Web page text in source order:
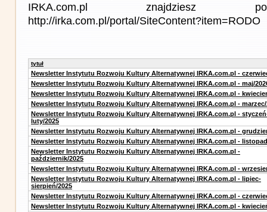
IRKA.com.pl znajdziesz
http://irka.com.pl/portal/SiteContent?item=RODO
tytuł
Newsletter Instytutu Rozwoju Kultury Alternatywnej IRKA.com.pl -
Newsletter Instytutu Rozwoju Kultury Alternatywnej IRKA.com.pl - maj/
Newsletter Instytutu Rozwoju Kultury Alternatywnej IRKA.com.pl -
Newsletter Instytutu Rozwoju Kultury Alternatywnej IRKA.com.pl - marzec/
Newsletter Instytutu Rozwoju Kultury Alternatywnej IRKA.com.pl -
luty/2025
Newsletter Instytutu Rozwoju Kultury Alternatywnej IRKA.com.pl -
Newsletter Instytutu Rozwoju Kultury Alternatywnej IRKA.com.pl -
Newsletter Instytutu Rozwoju Kultury Alternatywnej IRKA.com.pl -
październik/2025
Newsletter Instytutu Rozwoju Kultury Alternatywnej IRKA.com.pl -
Newsletter Instytutu Rozwoju Kultury Alternatywnej IRKA.com.pl - lipiec-
sierpień/2025
Newsletter Instytutu Rozwoju Kultury Alternatywnej IRKA.com.pl -
Newsletter Instytutu Rozwoju Kultury Alternatywnej IRKA.com.pl -